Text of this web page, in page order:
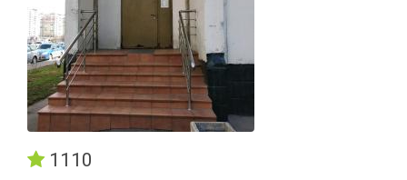
1110